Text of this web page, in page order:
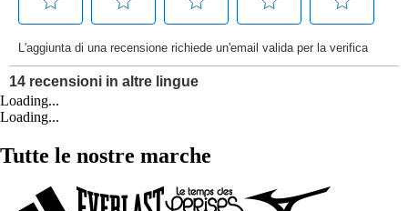
Loading...
Loading...
Tutte le nostre marche